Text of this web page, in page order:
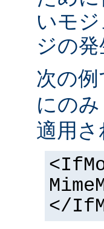
いモ
ジの
次の例
にのみ
適用さ
</